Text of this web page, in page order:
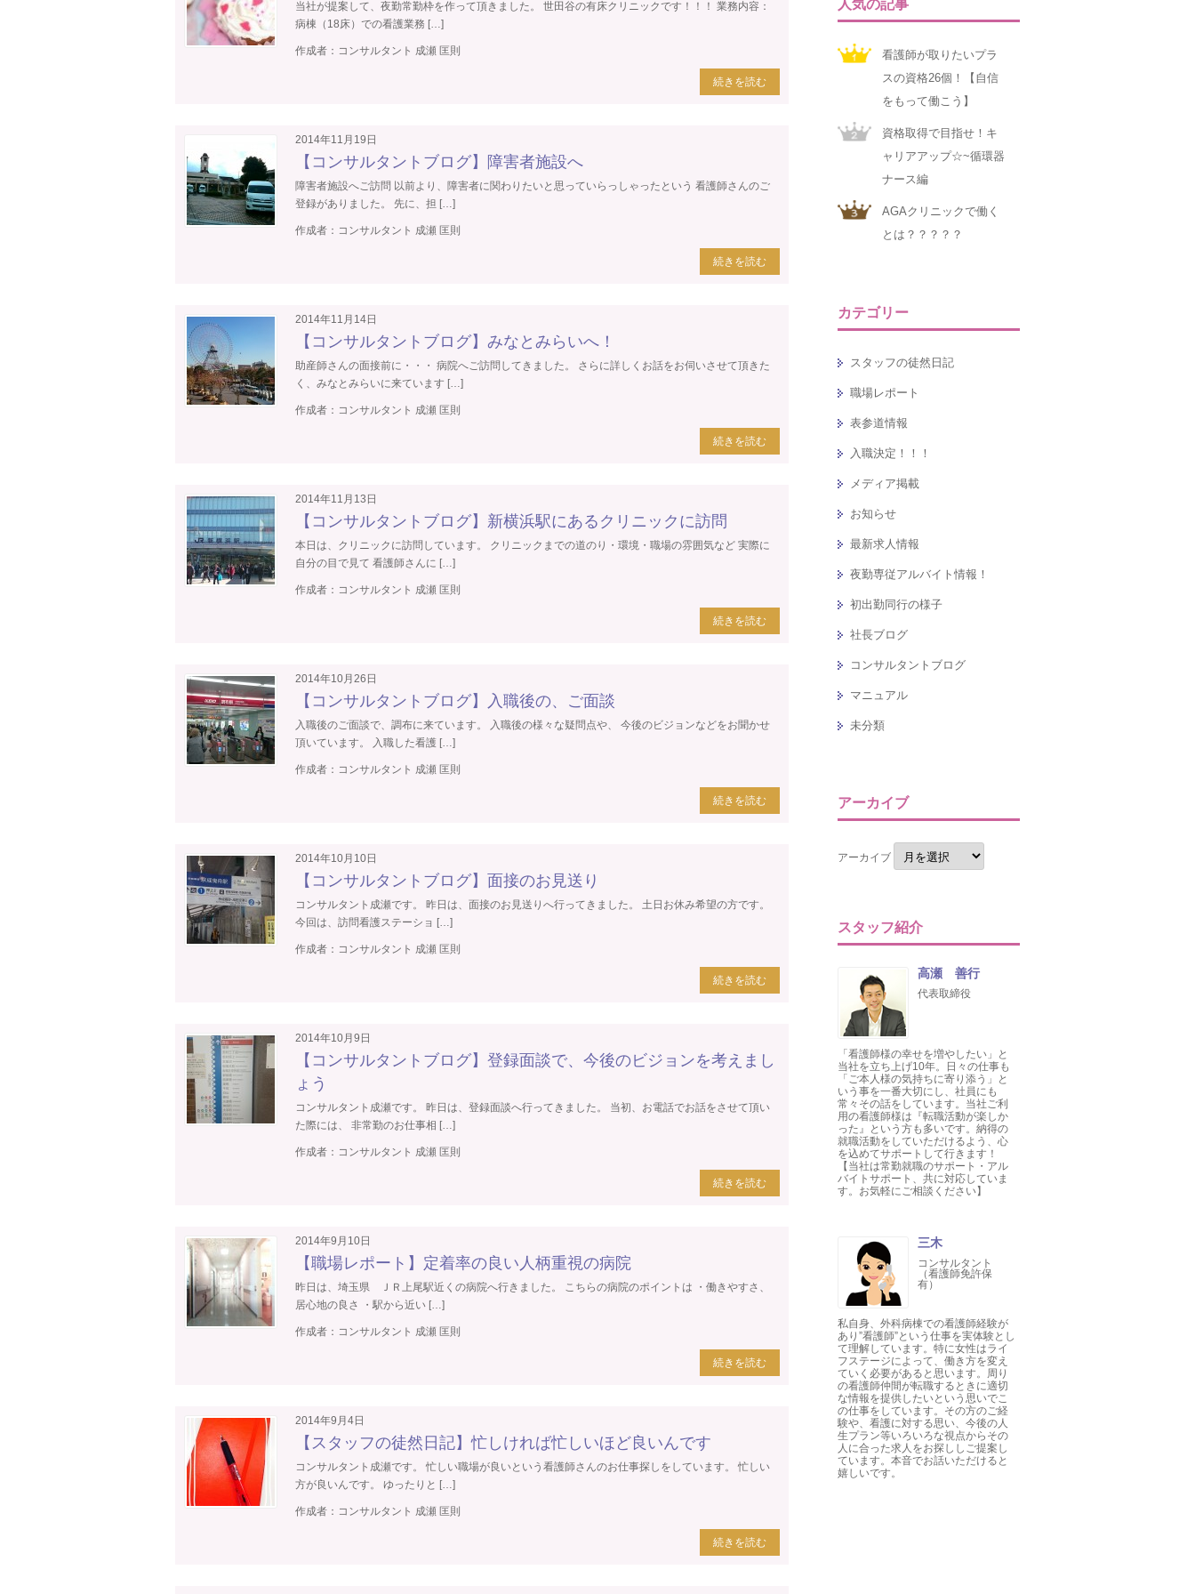
当社が提案して、夜勤常勤枠を作って頂きました。 世田谷の有床クリニックです！！！ 業務内容：
病棟（18床）での看護業務 […]
作成者： コンサルタント 成瀬 匡則
続きを読む
2014年11月19日
【コンサルタントブログ】障害者施設へ
障害者施設へご訪問 以前より、障害者に関わりたいと思っていらっしゃったという 看護師さんのご
登録がありました。 先に、担 […]
作成者： コンサルタント 成瀬 匡則
続きを読む
2014年11月14日
【コンサルタントブログ】みなとみらいへ！
助産師さんの面接前に・・・ 病院へご訪問してきました。 さらに詳しくお話をお伺いさせて頂きた
く、みなとみらいに来ています […]
作成者： コンサルタント 成瀬 匡則
続きを読む
2014年11月13日
【コンサルタントブログ】新横浜駅にあるクリニックに訪問
本日は、クリニックに訪問しています。 クリニックまでの道のり・環境・職場の雰囲気など 実際に
自分の目で見て 看護師さんに […]
作成者： コンサルタント 成瀬 匡則
続きを読む
2014年10月26日
【コンサルタントブログ】入職後の、ご面談
入職後のご面談で、調布に来ています。 入職後の様々な疑問点や、 今後のビジョンなどをお聞かせ
頂いています。 入職した看護 […]
作成者： コンサルタント 成瀬 匡則
続きを読む
2014年10月10日
【コンサルタントブログ】面接のお見送り
コンサルタント成瀬です。 昨日は、面接のお見送りへ行ってきました。 土日お休み希望の方です。
今回は、訪問看護ステーショ […]
作成者： コンサルタント 成瀬 匡則
続きを読む
2014年10月9日
【コンサルタントブログ】登録面談で、今後のビジョンを考えまし
ょう
コンサルタント成瀬です。 昨日は、登録面談へ行ってきました。 当初、お電話でお話をさせて頂い
た際には、 非常勤のお仕事相 […]
作成者： コンサルタント 成瀬 匡則
続きを読む
2014年9月10日
【職場レポート】定着率の良い人柄重視の病院
昨日は、埼玉県 ＪＲ上尾駅近くの病院へ行きました。 こちらの病院のポイントは ・働きやすさ、
居心地の良さ ・駅から近い […]
作成者： コンサルタント 成瀬 匡則
続きを読む
2014年9月4日
【スタッフの徒然日記】忙しければ忙しいほど良いんです
コンサルタント成瀬です。 忙しい職場が良いという看護師さんのお仕事探しをしています。 忙しい
方が良いんです。 ゆったりと […]
作成者： コンサルタント 成瀬 匡則
続きを読む
人気の記事
看護師が取りたいプラ
スの資格26個！【自信
をもって働こう】
資格取得で目指せ！キ
ャリアアップ☆~循環器
ナース編
AGAクリニックで働く
とは？？？？？
カテゴリー
スタッフの徒然日記
職場レポート
表参道情報
入職決定！！！
メディア掲載
お知らせ
最新求人情報
夜勤専従アルバイト情報！
初出勤同行の様子
社長ブログ
コンサルタントブログ
マニュアル
未分類
アーカイブ
アーカイブ
スタッフ紹介
高瀬 善行
代表取締役
「看護師様の幸せを増やしたい」と
当社を立ち上げ10年。日々の仕事も
「ご本人様の気持ちに寄り添う」と
いう事を一番大切にし、社員にも
常々その話をしています。当社ご利
用の看護師様は『転職活動が楽しか
った』という方も多いです。納得の
就職活動をしていただけるよう、心
を込めてサポートして行きます！
【当社は常勤就職のサポート・アル
バイトサポート、共に対応していま
す。お気軽にご相談ください】
三木
コンサルタント
（看護師免許保
有）
私自身、外科病棟での看護師経験が
あり”看護師”という仕事を実体験とし
て理解しています。特に女性はライ
フステージによって、働き方を変え
ていく必要があると思います。周り
の看護師仲間が転職するときに適切
な情報を提供したいという思いでこ
の仕事をしています。その方のご経
験や、看護に対する思い、今後の人
生プラン等いろいろな視点からその
人に合った求人をお探ししご提案し
ています。本音でお話いただけると
嬉しいです。